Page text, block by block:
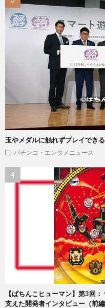
玉やメダルに触れずプレイでき
パチンコ・エンタメニュース
【ぱちんこヒューマン】第3回
支えた開発者インタビュー（前編